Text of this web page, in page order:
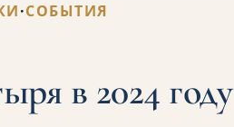
·СОБЫТИЯ
в 2024 году